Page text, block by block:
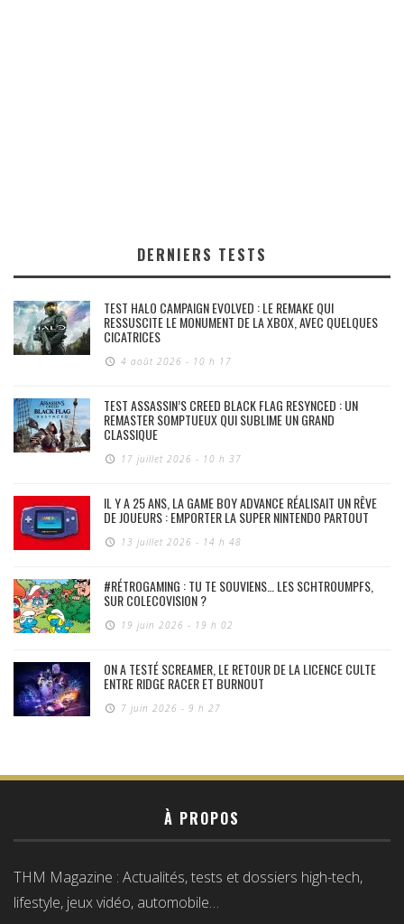
DERNIERS TESTS
TEST HALO CAMPAIGN EVOLVED : LE REMAKE QUI
RESSUSCITE LE MONUMENT DE LA XBOX, AVEC QUELQUES
CICATRICES
4 août 2026 - 10 h 17
TEST ASSASSIN’S CREED BLACK FLAG RESYNCED : UN
REMASTER SOMPTUEUX QUI SUBLIME UN GRAND
CLASSIQUE
17 juillet 2026 - 10 h 37
IL Y A 25 ANS, LA GAME BOY ADVANCE RÉALISAIT UN RÊVE
DE JOUEURS : EMPORTER LA SUPER NINTENDO PARTOUT
13 juillet 2026 - 14 h 48
#RÉTROGAMING : TU TE SOUVIENS… LES SCHTROUMPFS,
SUR COLECOVISION ?
19 juin 2026 - 19 h 02
ON A TESTÉ SCREAMER, LE RETOUR DE LA LICENCE CULTE
ENTRE RIDGE RACER ET BURNOUT
7 juin 2026 - 9 h 27
À PROPOS
THM Magazine : Actualités, tests et dossiers high-tech,
lifestyle, jeux vidéo, automobile…